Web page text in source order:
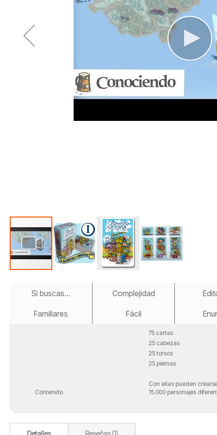
comienzoSi buscas...
Familiares
Complejidad
Fácil
Contenido
75 cartas
25 cabezas
25 torsos
25 piernas
Con ellas pueden
15.000 personajes
Detalles Reseñas 1